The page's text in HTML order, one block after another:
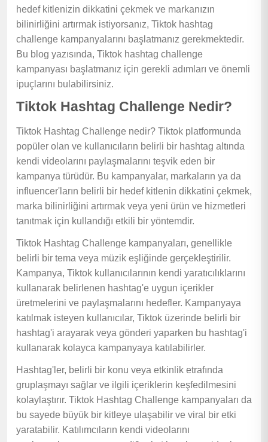
hedef kitlenizin dikkatini çekmek ve markanızın
bilinirliğini artırmak istiyorsanız, Tiktok hashtag
challenge kampanyalarını başlatmanız gerekmektedir.
Bu blog yazısında, Tiktok hashtag challenge
kampanyası başlatmanız için gerekli adımları ve önemli
ipuçlarını bulabilirsiniz.
Tiktok Hashtag Challenge Nedir?
Tiktok Hashtag Challenge nedir? Tiktok platformunda
popüler olan ve kullanıcıların belirli bir hashtag altında
kendi videolarını paylaşmalarını teşvik eden bir
kampanya türüdür. Bu kampanyalar, markaların ya da
influencer'ların belirli bir hedef kitlenin dikkatini çekmek,
marka bilinirliğini artırmak veya yeni ürün ve hizmetleri
tanıtmak için kullandığı etkili bir yöntemdir.
Tiktok Hashtag Challenge kampanyaları, genellikle
belirli bir tema veya müzik eşliğinde gerçekleştirilir.
Kampanya, Tiktok kullanıcılarının kendi yaratıcılıklarını
kullanarak belirlenen hashtag'e uygun içerikler
üretmelerini ve paylaşmalarını hedefler. Kampanyaya
katılmak isteyen kullanıcılar, Tiktok üzerinde belirli bir
hashtag'i arayarak veya gönderi yaparken bu hashtag'i
kullanarak kolayca kampanyaya katılabilirler.
Hashtag'ler, belirli bir konu veya etkinlik etrafında
gruplaşmayı sağlar ve ilgili içeriklerin keşfedilmesini
kolaylaştırır. Tiktok Hashtag Challenge kampanyaları da
bu sayede büyük bir kitleye ulaşabilir ve viral bir etki
yaratabilir. Katılımcıların kendi videolarını